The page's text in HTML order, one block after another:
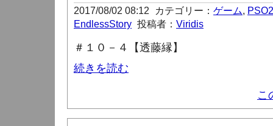
2017/08/02 08:12 カテゴリー： ゲーム, PSO2
EndlessStory 投稿者： Viridis
＃１０－４【透藤縁】
続きを読む
こ